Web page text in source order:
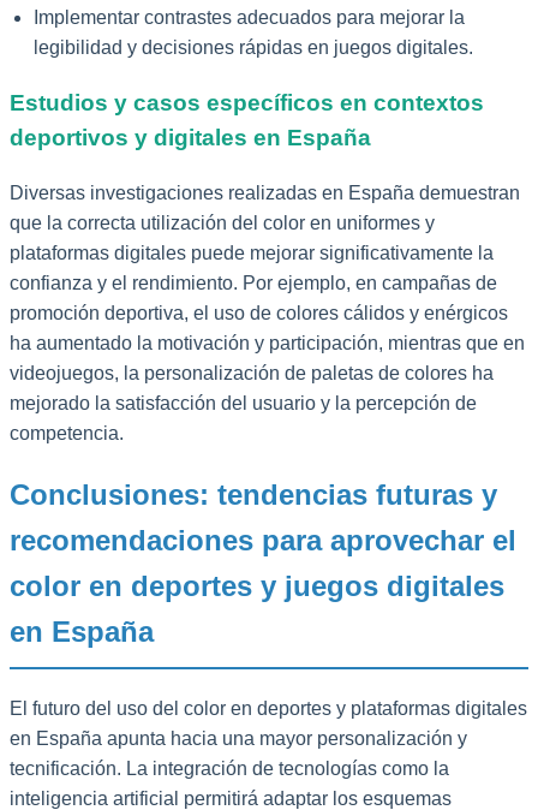
Implementar contrastes adecuados para mejorar la
legibilidad y decisiones rápidas en juegos digitales.
Estudios y casos específicos en contextos
deportivos y digitales en España
Diversas investigaciones realizadas en España demuestran
que la correcta utilización del color en uniformes y
plataformas digitales puede mejorar significativamente la
confianza y el rendimiento. Por ejemplo, en campañas de
promoción deportiva, el uso de colores cálidos y enérgicos
ha aumentado la motivación y participación, mientras que en
videojuegos, la personalización de paletas de colores ha
mejorado la satisfacción del usuario y la percepción de
competencia.
Conclusiones: tendencias futuras y
recomendaciones para aprovechar el
color en deportes y juegos digitales
en España
El futuro del uso del color en deportes y plataformas digitales
en España apunta hacia una mayor personalización y
tecnificación. La integración de tecnologías como la
inteligencia artificial permitirá adaptar los esquemas